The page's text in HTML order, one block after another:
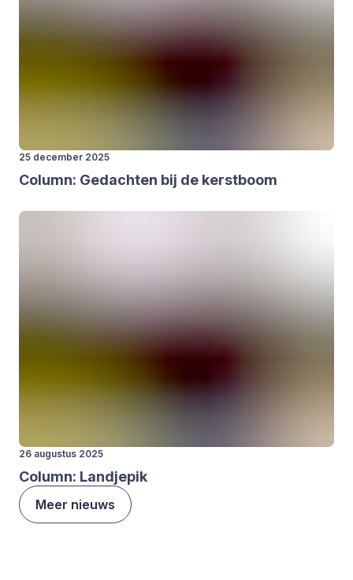
25 december 2025
Column: Gedach­ten bij de kerst­boom
26 augustus 2025
Column: Land­je­pik
Meer nieuws